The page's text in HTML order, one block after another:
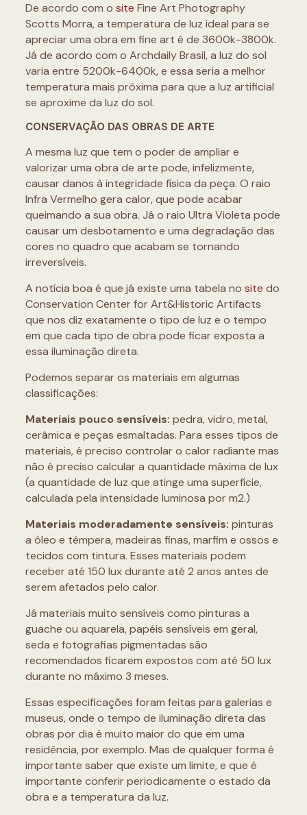
De acordo com o site Fine Art Photography
Scotts Morra, a temperatura de luz ideal para se
apreciar uma obra em fine art é de 3600k-3800k.
Já de acordo com o Archdaily Brasil, a luz do sol
varia entre 5200k-6400k, e essa seria a melhor
temperatura mais próxima para que a luz artificial
se aproxime da luz do sol.
CONSERVAÇÃO DAS OBRAS DE ARTE
A mesma luz que tem o poder de ampliar e
valorizar uma obra de arte pode, infelizmente,
causar danos à integridade física da peça. O raio
Infra Vermelho gera calor, que pode acabar
queimando a sua obra. Já o raio Ultra Violeta pode
causar um desbotamento e uma degradação das
cores no quadro que acabam se tornando
irreversíveis.
A notícia boa é que já existe uma tabela no site do
Conservation Center for Art&Historic Artifacts
que nos diz exatamente o tipo de luz e o tempo
em que cada tipo de obra pode ficar exposta a
essa iluminação direta.
Podemos separar os materiais em algumas
classificações:
Materiais pouco sensíveis: pedra, vidro, metal,
cerâmica e peças esmaltadas. Para esses tipos de
materiais, é preciso controlar o calor radiante mas
não é preciso calcular a quantidade máxima de lux
(a quantidade de luz que atinge uma superfície,
calculada pela intensidade luminosa por m2.)
Materiais moderadamente sensíveis: pinturas
a óleo e têmpera, madeiras finas, marfim e ossos e
tecidos com tintura. Esses materiais podem
receber até 150 lux durante até 2 anos antes de
serem afetados pelo calor.
Já materiais muito sensíveis como pinturas a
guache ou aquarela, papéis sensíveis em geral,
seda e fotografias pigmentadas são
recomendados ficarem expostos com até 50 lux
durante no máximo 3 meses.
Essas especificações foram feitas para galerias e
museus, onde o tempo de iluminação direta das
obras por dia é muito maior do que em uma
residência, por exemplo. Mas de qualquer forma é
importante saber que existe um limite, e que é
importante conferir periodicamente o estado da
obra e a temperatura da luz.